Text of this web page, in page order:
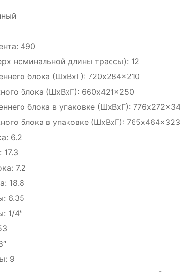
490
номинальной длины трассы): 12
блока (ШxВxГ): 720x284x210
блока (ШxВxГ): 660x421x250
блока в упаковке (ШxВxГ):
блока в упаковке (ШxВxГ): 765x464x323
6.2
17.3
7.2
18.8
6.35
1/4″
9